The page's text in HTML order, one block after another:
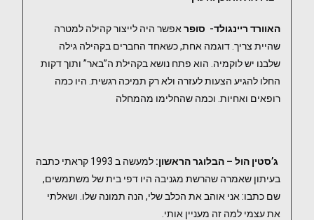
האוורד ריינגולד- סופר אפשר היה לייצור קהילה למטרה
שהיית צריך. דוגמה אחת, כשאחד החברים בקהילה גילה
שלבנו יש לוקמיה. הוא פתח נושא בקהילת ה”באר” ותוך דקות
החלו להגיע הצעות לעזרה ולא רק תמיכה רגשית. היו כמה
רופאים ואחיות. וכמה שהחלימו מהמחלה
ג’סטין הול – הבלוגר הראשון:
למעשה ב 1993 קראתי כתבה
בעיתון שאמרה שהרשת מגניבה היו דפי בית של משתמשים,
שם כתבו: אני אוהב את הכלב שלי, הנה תמונה שלו. ושאלתי
את עצמי למה זה מעניין אותי.